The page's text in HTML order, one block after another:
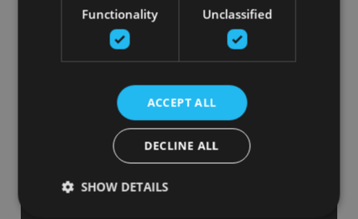
Functionality Unclassified
ACCEPT ALL
DECLINE ALL
SHOW DETAILS